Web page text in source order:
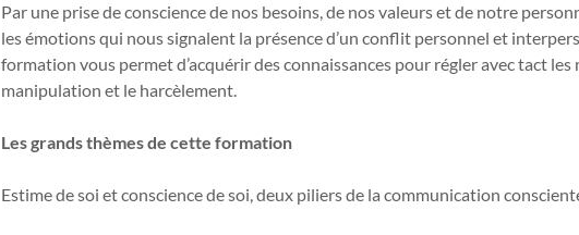
Par une prise de conscience de nos besoins, de nos valeurs et de notre
les émotions qui nous signalent la présence d’un conflit personnel et
formation vous permet d’acquérir des connaissances pour régler avec tact
manipulation et le harcèlement.
Les grands thèmes de cette formation
Estime de soi et conscience de soi, deux piliers de la communication